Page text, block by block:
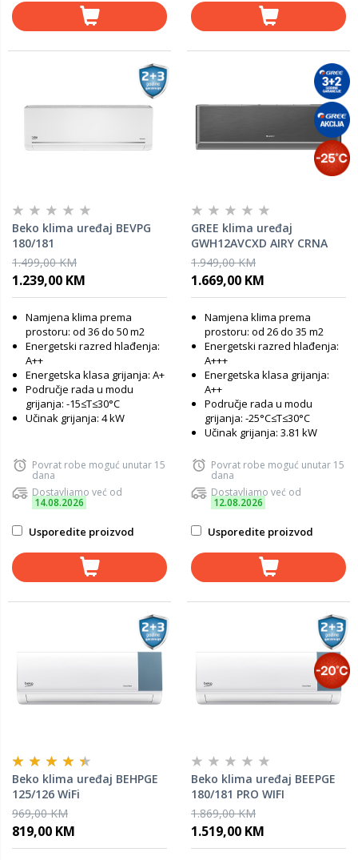
Beko klima uređaj BEVPG
180/181
1.499,00 KM
1.239,00 KM
Namjena klima prema
prostoru: od 36 do 50 m2
Energetski razred hlađenja:
A++
Energetska klasa grijanja: A+
Područje rada u modu
grijanja: -15≤T≤30°C
Učinak grijanja: 4 kW
Povrat robe moguć unutar 15
dana
Dostavljamo već od
14.08.2026
Usporedite proizvod
GREE klima uređaj
GWH12AVCXD AIRY CRNA
1.949,00 KM
1.669,00 KM
Namjena klima prema
prostoru: od 26 do 35 m2
Energetski razred hlađenja:
A+++
Energetska klasa grijanja:
A++
Područje rada u modu
grijanja: -25°C≤T≤30°C
Učinak grijanja: 3.81 kW
Povrat robe moguć unutar 15
dana
Dostavljamo već od
12.08.2026
Usporedite proizvod
Beko klima uređaj BEHPGE
125/126 WiFi
969,00 KM
819,00 KM
Beko klima uređaj BEEPGE
180/181 PRO WIFI
1.869,00 KM
1.519,00 KM